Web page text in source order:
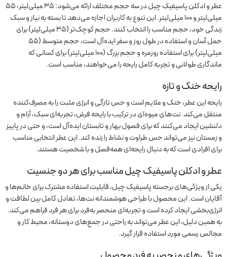
عطر و ادکلن پاسیفیک چیل در سه حجم مختلف ارائه می‌شود: ۳۵ میلی‌لیتر، ۵۵
میلی‌لیتر و ۱۰۰ میلی‌لیتر. این تنوع به کاربران اجازه می‌دهد تا بسته به نیاز و سبک
زندگی خود، حجم مناسب را انتخاب کنند. حجم کوچک‌تر (۳۵ میلی‌لیتر) برای
حمل آسان و استفاده در طول روز و سفر ایده‌آل است، حجم متوسط (۵۵
میلی‌لیتر) برای استفاده روزمره و حجم بزرگ (۱۰۰ میلی‌لیتر) برای کسانی که
ماندگاری طولانی و تجربه کامل رایحه را می‌خواهند، مناسب است.
رایحه خنک و تازه
رایحه این عطر، خنک و ملایم است و حس تازگی و انرژی مثبت را به مصرف‌کننده
منتقل می‌کند. نت‌های میوه‌ای در ترکیب با رایحه فرش، تجربه‌ای سبک، آرام و
دلنشین ایجاد می‌کنند که برای فصول بهار و تابستان ایده‌آل است، و حتی در پاییز
و زمستان نیز می‌تواند حس طراوت و نشاط را زنده کند. این عطر انتخابی مناسب
برای افرادی است که به دنبال رایحه‌ای همه‌فصل و با شخصیت هستند.
عطر و ادکلن پاسیفیک چیل مناسب برای هر دو جنسیت
یکی از ویژگی‌های برجسته پاسیفیک چیل، قابلیت استفاده مشترک برای خانم‌ها و
آقایان است. این محصول با طراحی هوشمندانه نت‌ها، تعادل کامل بین لطافت و
انرژی‌بخشی ایجاد کرده است و تجربه‌ای منحصر به‌فرد برای هر فرد فراهم می‌کند.
به همین دلیل، این عطر می‌تواند به راحتی در جمع‌های دوستانه، محیط کار و
مجالس رسمی مورد استفاده قرار گیرد.